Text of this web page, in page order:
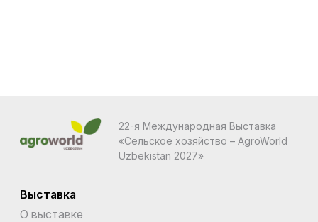
22-я Международная Выставка
«Сельское хозяйство – AgroWorld
Uzbekistan 2027»
Выставка
О выставке